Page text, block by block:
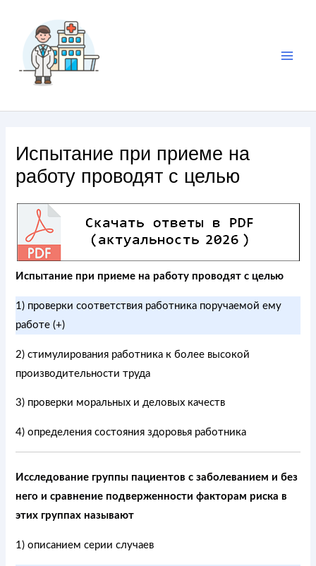
Испытание при приеме на
работу проводят с целью
Испытание при приеме на работу проводят с целью
1) проверки соответствия работника поручаемой ему
работе (+)
2) стимулирования работника к более высокой
производительности труда
3) проверки моральных и деловых качеств
4) определения состояния здоровья работника
Исследование группы пациентов с заболеванием и без
него и сравнение подверженности факторам риска в
этих группах называют
1) описанием серии случаев